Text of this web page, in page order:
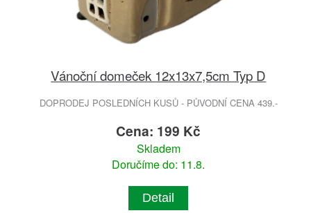
Vánoční domeček 12x13x7,5cm Typ D
DOPRODEJ POSLEDNÍCH KUSŮ - PŮVODNÍ CENA 439.-
Cena: 199 Kč
Skladem
Doručíme do: 11.8.
Detail